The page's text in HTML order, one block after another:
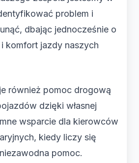
problem i
dbając jednocześnie o
komfort jazdy naszych
również pomoc drogową
dzięki własnej
wsparcie dla kierowców
kiedy liczy się
pomoc.